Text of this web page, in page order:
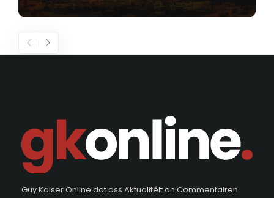
Guy Kaiser Online dat ass Aktualitéit an Commentairen